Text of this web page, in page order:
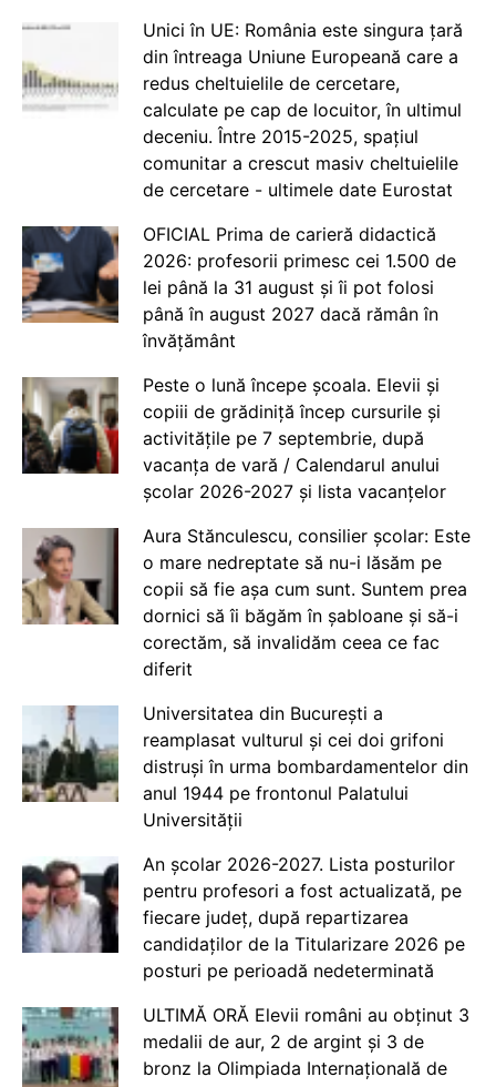
Unici în UE: România este singura țară
din întreaga Uniune Europeană care a
redus cheltuielile de cercetare,
calculate pe cap de locuitor, în ultimul
deceniu. Între 2015-2025, spațiul
comunitar a crescut masiv cheltuielile
de cercetare - ultimele date Eurostat
OFICIAL Prima de carieră didactică
2026: profesorii primesc cei 1.500 de
lei până la 31 august și îi pot folosi
până în august 2027 dacă rămân în
învățământ
Peste o lună începe școala. Elevii și
copiii de grădiniță încep cursurile și
activitățile pe 7 septembrie, după
vacanța de vară / Calendarul anului
școlar 2026-2027 și lista vacanțelor
Aura Stănculescu, consilier școlar: Este
o mare nedreptate să nu-i lăsăm pe
copii să fie așa cum sunt. Suntem prea
dornici să îi băgăm în șabloane și să-i
corectăm, să invalidăm ceea ce fac
diferit
Universitatea din București a
reamplasat vulturul și cei doi grifoni
distruși în urma bombardamentelor din
anul 1944 pe frontonul Palatului
Universității
An școlar 2026-2027. Lista posturilor
pentru profesori a fost actualizată, pe
fiecare județ, după repartizarea
candidaților de la Titularizare 2026 pe
posturi pe perioadă nedeterminată
ULTIMĂ ORĂ Elevii români au obținut 3
medalii de aur, 2 de argint și 3 de
bronz la Olimpiada Internațională de